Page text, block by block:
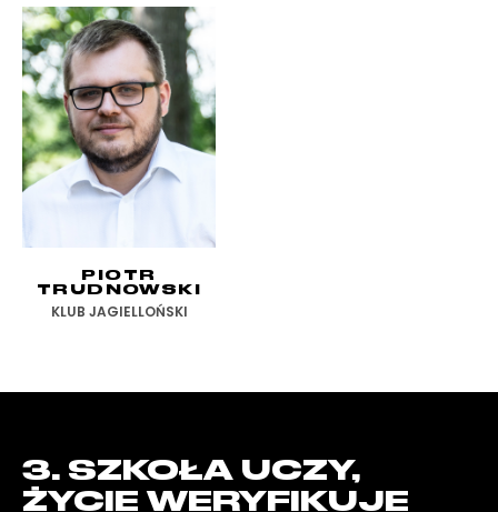
PIOTR
TRUDNOWSKI
KLUB JAGIELLOŃSKI
3. SZKOŁA UCZY,
ŻYCIE WERYFIKUJE